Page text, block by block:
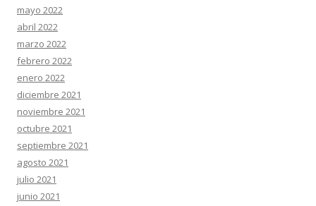
mayo 2022
abril 2022
marzo 2022
febrero 2022
enero 2022
diciembre 2021
noviembre 2021
octubre 2021
septiembre 2021
agosto 2021
julio 2021
junio 2021